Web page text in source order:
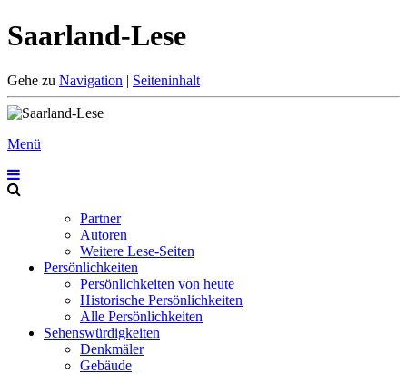
Saarland-Lese
Gehe zu Navigation | Seiteninhalt
Menü
Partner
Autoren
Weitere Lese-Seiten
Persönlichkeiten
Persönlichkeiten von heute
Historische Persönlichkeiten
Alle Persönlichkeiten
Sehenswürdigkeiten
Denkmäler
Gebäude